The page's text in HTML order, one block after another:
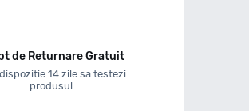
de Returnare Gratuit
14 zile sa testezi
produsul